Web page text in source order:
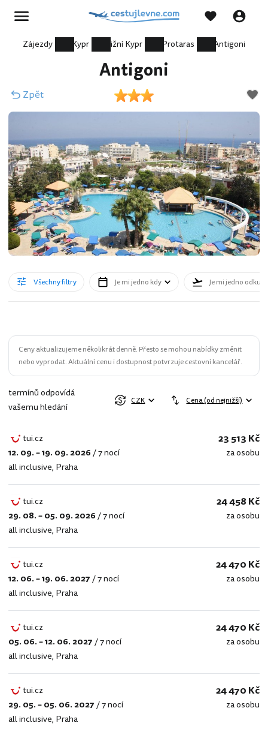
Zájezdy Kypr Jižní Kypr Protaras Antigoni
Antigoni
Zpět
Všechny filtry Je mi jedno kdy Je mi jedno odkud
Ceny aktualizujeme několikrát denně. Přesto se mohou nabídky změnit
nebo vyprodat. Aktuální cenu i dostupnost potvrzuje cestovní kancelář.
termínů odpovídá
vašemu hledání
CZK Cena (od nejnižší)
tui.cz
tui.cz
12. 09. – 19. 09. 2026/7 nocí
all inclusive, Praha
23 513 Kč
za osobu
tui.cz
tui.cz
29. 08. – 05. 09. 2026/7 nocí
all inclusive, Praha
24 458 Kč
za osobu
tui.cz
tui.cz
12. 06. – 19. 06. 2027/7 nocí
all inclusive, Praha
24 470 Kč
za osobu
tui.cz
tui.cz
05. 06. – 12. 06. 2027/7 nocí
all inclusive, Praha
24 470 Kč
za osobu
tui.cz
tui.cz
29. 05. – 05. 06. 2027/7 nocí
all inclusive, Praha
24 470 Kč
za osobu